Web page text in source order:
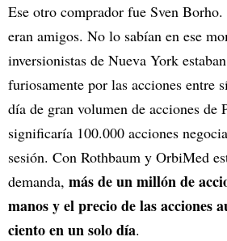
Ese otro comprador fue Sven
eran amigos. No lo sabían en ese
inversionistas de Nueva York
furiosamente por las acciones entre
día de gran volumen de acciones de
significaría 100.000 acciones
sesión. Con Rothbaum y OrbiMed
demanda, más de un millón de
manos y el precio de las acciones
ciento en un solo día.